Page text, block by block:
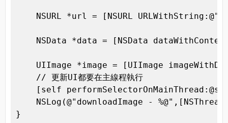
NSURL *url = [NSURL
NSData *data = [NSData
UIImage *image = [UIImage
    // 更新UI都要在主線程執行
[self
NSLog(@"downloadImage -
}